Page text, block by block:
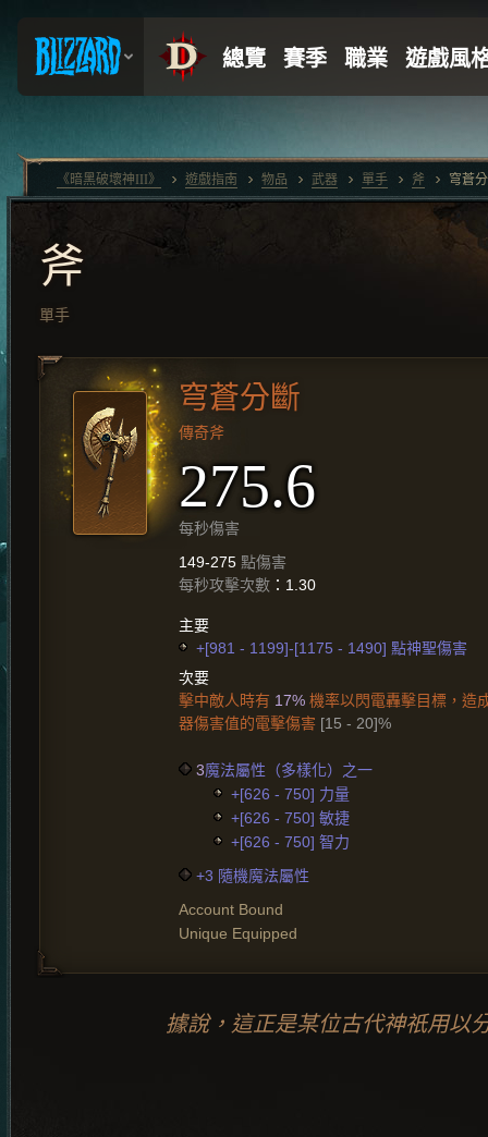
斧
單手
穹蒼分斷
傳奇斧
275.6
每秒傷害
149-275 點傷害
每秒攻擊次數 ：1.30
主要
+[981 - 1199]-[1175 - 1490] 點神聖傷害
次要
擊中敵人時有 17% 機率以閃電轟擊目標，造
器傷害值的電擊傷害 [15 - 20]%
3魔法屬性（多樣化）之一
+[626 - 750] 力量
+[626 - 750] 敏捷
+[626 - 750] 智力
+3 隨機魔法屬性
Account Bound
Unique Equipped
據說，這正是某位古代神祇用以
《暗黑破壞神III》 遊戲指南 物品 武器 單手 斧 穹蒼